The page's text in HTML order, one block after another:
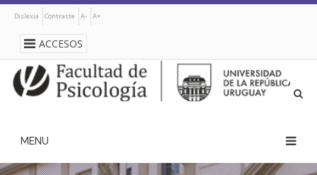
Pasar
principal
Dislexia Contraste A- A+
ACCESOS